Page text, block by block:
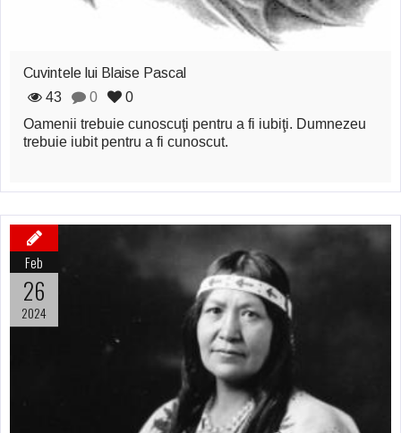
Cuvintele lui Blaise Pascal
43
0
0
Oamenii trebuie cunoscuţi pentru a fi iubiţi. Dumnezeu
trebuie iubit pentru a fi cunoscut.
Feb
26
2024